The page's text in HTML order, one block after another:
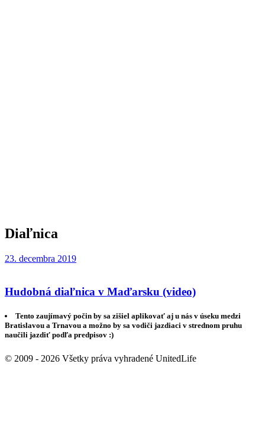
Diaľnica
23. decembra 2019
Hudobná diaľnica v Maďarsku (video)
Tento zaujímavý počin by sa zišiel aplikovať aj u nás v úseku medzi
Bratislavou a Trnavou a možno by sa vodiči jazdiaci v strednom pruhu
naučili jazdiť podľa predpisov :)
© 2009 - 2026 Všetky práva vyhradené UnitedLife